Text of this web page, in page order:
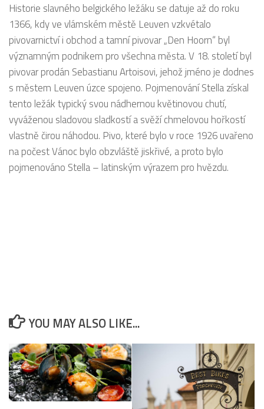
Historie slavného belgického ležáku se datuje až do roku
1366, kdy ve vlámském městě Leuven vzkvétalo
pivovarnictví i obchod a tamní pivovar „Den Hoorn“ byl
významným podnikem pro všechna města. V 18. století byl
pivovar prodán Sebastianu Artoisovi, jehož jméno je dodnes
s městem Leuven úzce spojeno. Pojmenování Stella získal
tento ležák typický svou nádhernou květinovou chutí,
vyváženou sladovou sladkostí a svěží chmelovou hořkostí
vlastně čirou náhodou. Pivo, které bylo v roce 1926 uvařeno
na počest Vánoc bylo obzvláště jiskřivé, a proto bylo
pojmenováno Stella – latinským výrazem pro hvězdu.
YOU MAY ALSO LIKE...